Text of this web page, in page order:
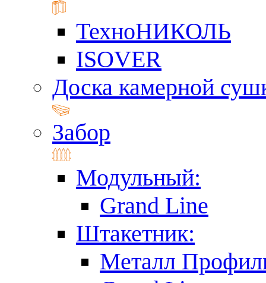
ТехноНИКОЛЬ
ISOVER
Доска камерной
Забор
Модульный:
Grand Line
Штакетник:
Металл